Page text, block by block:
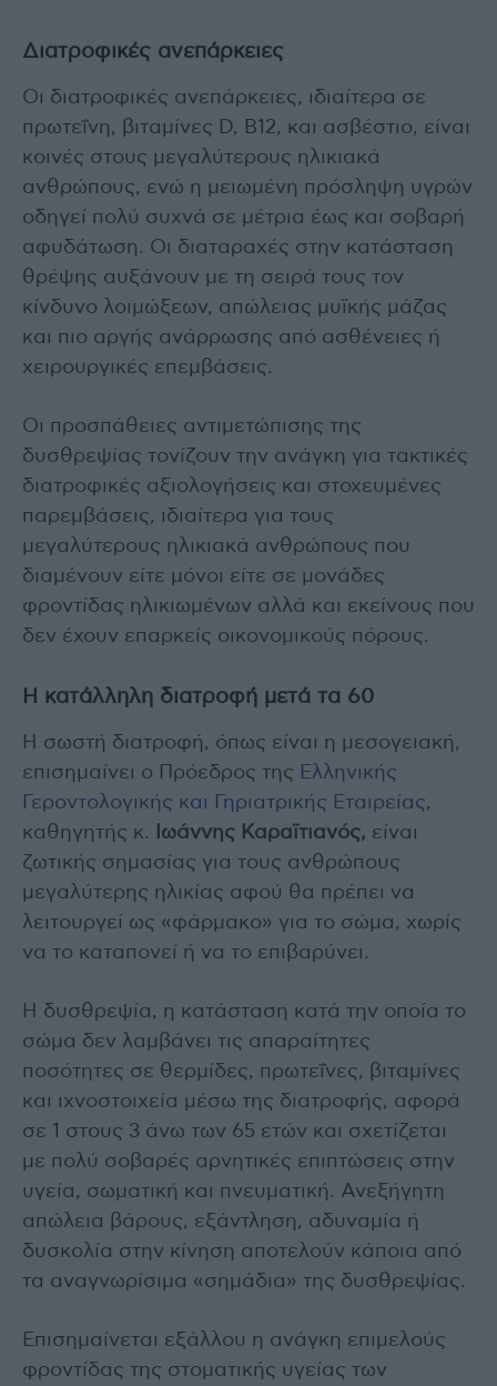
Διατροφικές ανεπάρκειες
Οι διατροφικές ανεπάρκειες, ιδιαίτερα σε
πρωτεΐνη, βιταμίνες D, B12, και ασβέστιο, είναι
κοινές στους μεγαλύτερους ηλικιακά
ανθρώπους, ενώ η μειωμένη πρόσληψη υγρών
οδηγεί πολύ συχνά σε μέτρια έως και σοβαρή
αφυδάτωση. Οι διαταραχές στην κατάσταση
θρέψης αυξάνουν με τη σειρά τους τον
κίνδυνο λοιμώξεων, απώλειας μυϊκής μάζας
και πιο αργής ανάρρωσης από ασθένειες ή
χειρουργικές επεμβάσεις.
Οι προσπάθειες αντιμετώπισης της
δυσθρεψίας τονίζουν την ανάγκη για τακτικές
διατροφικές αξιολογήσεις και στοχευμένες
παρεμβάσεις, ιδιαίτερα για τους
μεγαλύτερους ηλικιακά ανθρώπους που
διαμένουν είτε μόνοι είτε σε μονάδες
φροντίδας ηλικιωμένων αλλά και εκείνους που
δεν έχουν επαρκείς οικονομικούς πόρους.
Η κατάλληλη διατροφή μετά τα 60
Η σωστή διατροφή, όπως είναι η μεσογειακή,
επισημαίνει ο Πρόεδρος της Ελληνικής
Γεροντολογικής και Γηριατρικής Εταιρείας,
καθηγητής κ.
Ιωάννης Καραϊτιανός, είναι
ζωτικής σημασίας για τους ανθρώπους
μεγαλύτερης ηλικίας αφού θα πρέπει να
λειτουργεί ως «φάρμακο» για το σώμα, χωρίς
να το καταπονεί ή να το επιβαρύνει.
Η δυσθρεψία, η κατάσταση κατά την οποία το
σώμα δεν λαμβάνει τις απαραίτητες
ποσότητες σε θερμίδες, πρωτεΐνες, βιταμίνες
και ιχνοστοιχεία μέσω της διατροφής, αφορά
σε 1 στους 3 άνω των 65 ετών και σχετίζεται
με πολύ σοβαρές αρνητικές επιπτώσεις στην
υγεία, σωματική και πνευματική. Ανεξήγητη
απώλεια βάρους, εξάντληση, αδυναμία ή
δυσκολία στην κίνηση αποτελούν κάποια από
τα αναγνωρίσιμα «σημάδια» της δυσθρεψίας.
Επισημαίνεται εξάλλου η ανάγκη επιμελούς
φροντίδας της στοματικής υγείας των